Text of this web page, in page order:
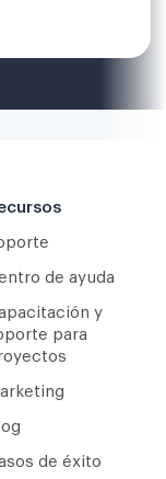
de ayuda
y
para
de éxito